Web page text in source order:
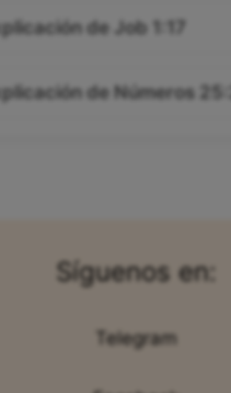
de Job 1:17
de Números 25:2
Síguenos en:
Telegram